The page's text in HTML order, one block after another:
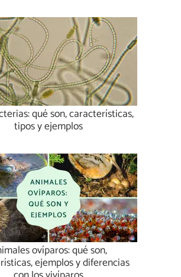
qué son, características,
tipos y ejemplos
ovíparos: qué son,
ejemplos y diferencias